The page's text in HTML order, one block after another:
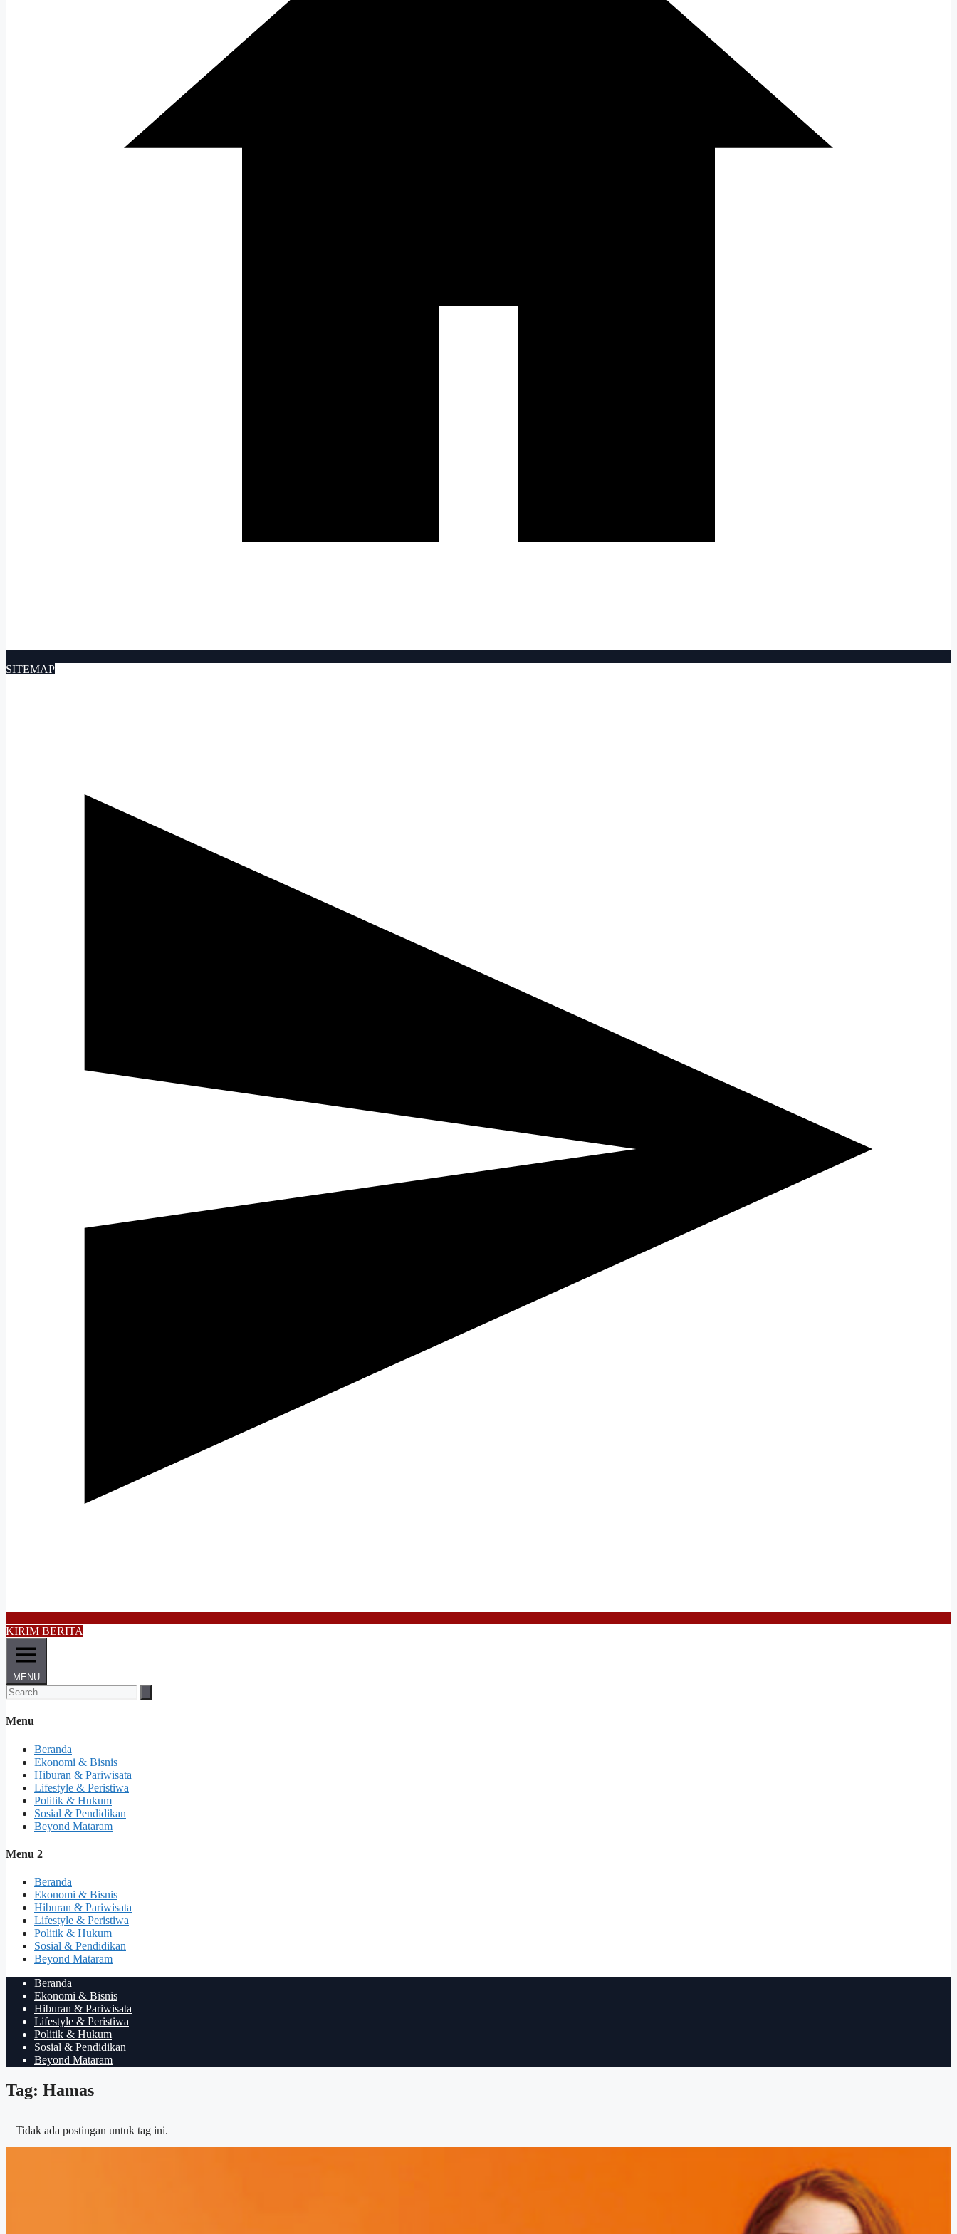
SITEMAP
KIRIM BERITA
MENU
Menu
Beranda
Ekonomi & Bisnis
Hiburan & Pariwisata
Lifestyle & Peristiwa
Politik & Hukum
Sosial & Pendidikan
Beyond Mataram
Menu 2
Beranda
Ekonomi & Bisnis
Hiburan & Pariwisata
Lifestyle & Peristiwa
Politik & Hukum
Sosial & Pendidikan
Beyond Mataram
Beranda
Ekonomi & Bisnis
Hiburan & Pariwisata
Lifestyle & Peristiwa
Politik & Hukum
Sosial & Pendidikan
Beyond Mataram
Tag: Hamas
Tidak ada postingan untuk tag ini.